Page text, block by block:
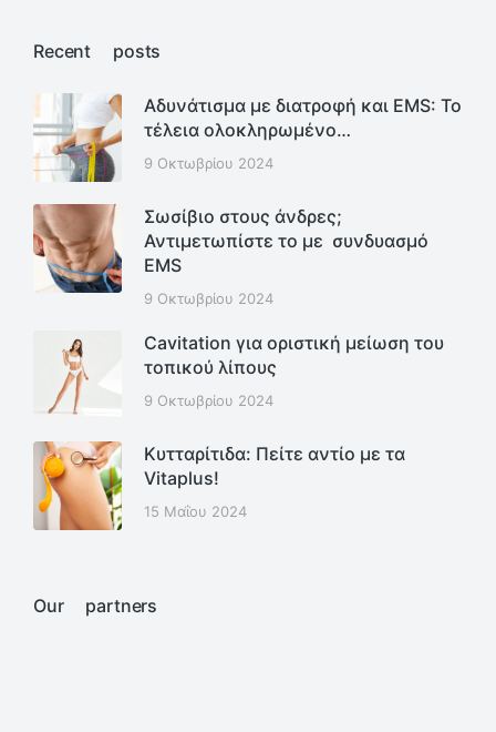
Recent posts
Αδυνάτισμα με διατροφή και EMS: Το
τέλεια ολοκληρωμένο…
9 Οκτωβρίου 2024
Σωσίβιο στους άνδρες;
Αντιμετωπίστε το με συνδυασμό
EMS
9 Οκτωβρίου 2024
Cavitation για οριστική μείωση του
τοπικού λίπους
9 Οκτωβρίου 2024
Kυτταρίτιδα: Πείτε αντίο με τα
Vitaplus!
15 Μαΐου 2024
Our partners